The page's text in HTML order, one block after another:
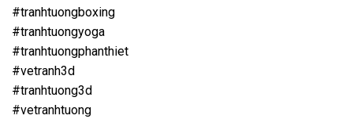
#tranhtuongboxing
#tranhtuongyoga
#tranhtuongphanthiet
#vetranh3d
#tranhtuong3d
#vetranhtuong